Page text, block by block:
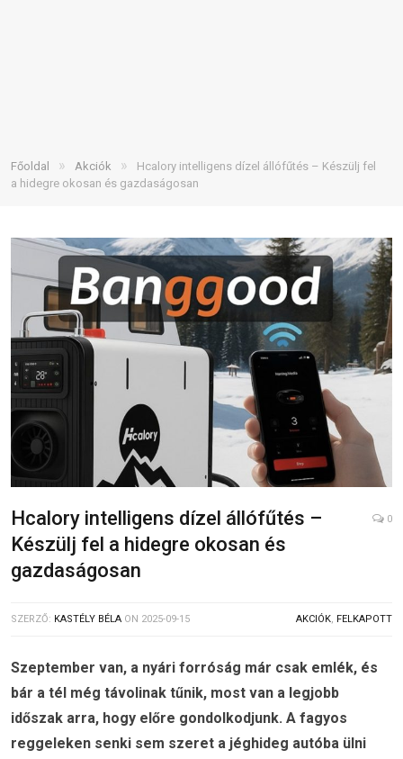
Főoldal » Akciók »
Hcalory intelligens dízel állófűtés – Készülj fel
a hidegre okosan és gazdaságosan
Hcalory intelligens dízel állófűtés –
Készülj fel a hidegre okosan és
gazdaságosan
0
SZERZŐ: KASTÉLY BÉLA ON 2025-09-15 AKCIÓK, FELKAPOTT
Szeptember van, a nyári forróság már csak emlék, és
bár a tél még távolinak tűnik, most van a legjobb
időszak arra, hogy előre gondolkodjunk. A fagyos
reggeleken senki sem szeret a jéghideg autóba ülni